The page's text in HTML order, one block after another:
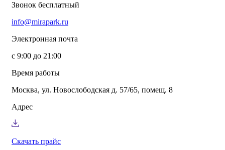
Звонок бесплатный
info@mirapark.ru
Электронная почта
с 9:00 до 21:00
Время работы
Москва, ул. Новослободская д. 57/65, помещ. 8
Адрес
Скачать прайс